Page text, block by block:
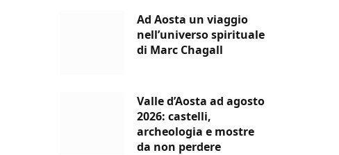
Ad Aosta un viaggio
nell’universo spirituale
di Marc Chagall
Valle d’Aosta ad agosto
2026: castelli,
archeologia e mostre
da non perdere